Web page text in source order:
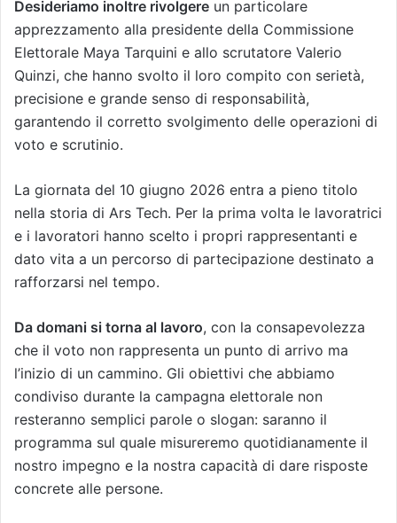
Desideriamo inoltre rivolgere un particolare
apprezzamento alla presidente della Commissione
Elettorale Maya Tarquini e allo scrutatore Valerio
Quinzi, che hanno svolto il loro compito con serietà,
precisione e grande senso di responsabilità,
garantendo il corretto svolgimento delle operazioni di
voto e scrutinio.
La giornata del 10 giugno 2026 entra a pieno titolo
nella storia di Ars Tech. Per la prima volta le lavoratrici
e i lavoratori hanno scelto i propri rappresentanti e
dato vita a un percorso di partecipazione destinato a
rafforzarsi nel tempo.
Da domani si torna al lavoro, con la consapevolezza
che il voto non rappresenta un punto di arrivo ma
l’inizio di un cammino. Gli obiettivi che abbiamo
condiviso durante la campagna elettorale non
resteranno semplici parole o slogan: saranno il
programma sul quale misureremo quotidianamente il
nostro impegno e la nostra capacità di dare risposte
concrete alle persone.